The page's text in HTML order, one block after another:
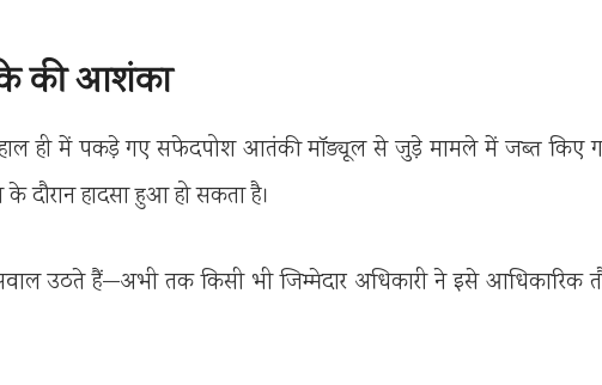
की आशंका
हाल ही में पकड़े गए सफेदपोश आतंकी मॉड्यूल से जुड़े मामले में जब्त किए
के दौरान हादसा हुआ हो सकता है।
उठते हैं—अभी तक किसी भी जिम्मेदार अधिकारी ने इसे आधिकारिक